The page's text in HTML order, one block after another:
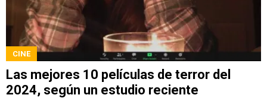
CINE
Las mejores 10 películas de terror del
2024, según un estudio reciente